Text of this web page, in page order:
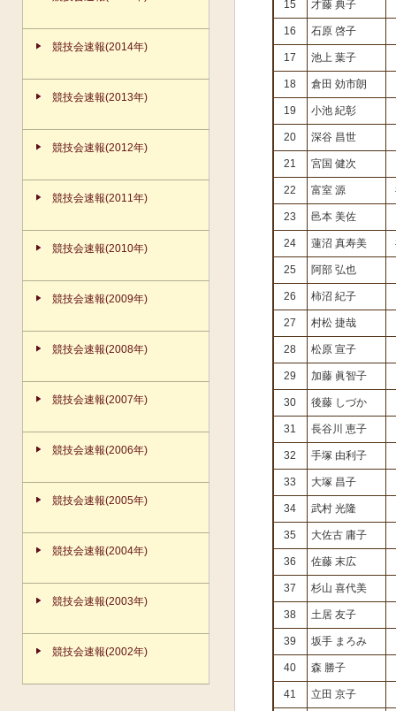
競技会速報(2014年)
競技会速報(2013年)
競技会速報(2012年)
競技会速報(2011年)
競技会速報(2010年)
競技会速報(2009年)
競技会速報(2008年)
競技会速報(2007年)
競技会速報(2006年)
競技会速報(2005年)
競技会速報(2004年)
競技会速報(2003年)
競技会速報(2002年)
15 才藤 典子
16 石原 啓子
17 池上 葉子
18 倉田 効市朗
19 小池 紀彰
20 深谷 昌世
21 宮国 健次
22 富室 源
23 邑本 美佐
24 蓮沼 真寿美
25 阿部 弘也
26 柿沼 紀子
27 村松 捷哉
28 松原 宣子
29 加藤 眞智子
30 後藤 しづか
31 長谷川 恵子
32 手塚 由利子
33 大塚 昌子
34 武村 光隆
35 大佐古 庸子
36 佐藤 末広
37 杉山 喜代美
38 土居 友子
39 坂手 まろみ
40 森 勝子
41 立田 京子